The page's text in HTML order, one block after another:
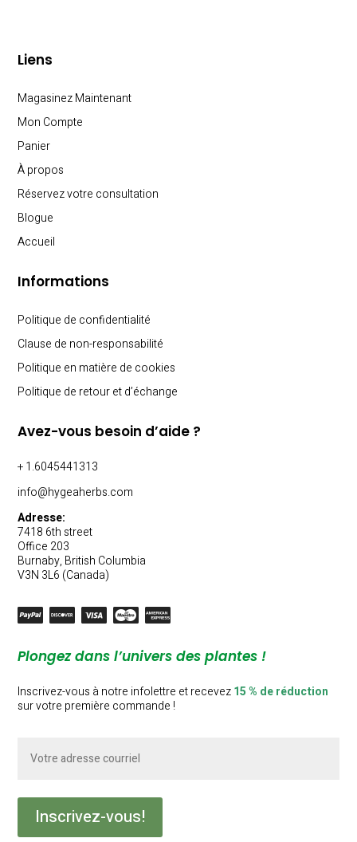
Liens
Magasinez Maintenant
Mon Compte
Panier
À propos
Réservez votre consultation
Blogue
Accueil
Informations
Politique de confidentialité
Clause de non-responsabilité
Politique en matière de cookies
Politique de retour et d’échange
Avez-vous besoin d’aide ?
+ 1.6045441313
info@hygeaherbs.com
Adresse:
7418 6th street
Office 203
Burnaby, British Columbia
V3N 3L6 (Canada)
Plongez dans l’univers des plantes !
Inscrivez-vous à notre infolettre et recevez15 % de réduction
sur votre première commande !
Courriel